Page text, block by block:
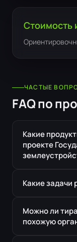
Стоимость
ЧАСТЫЕ
FAQ по
Какие
проекте
Какие задачи
Можно ли
похожую